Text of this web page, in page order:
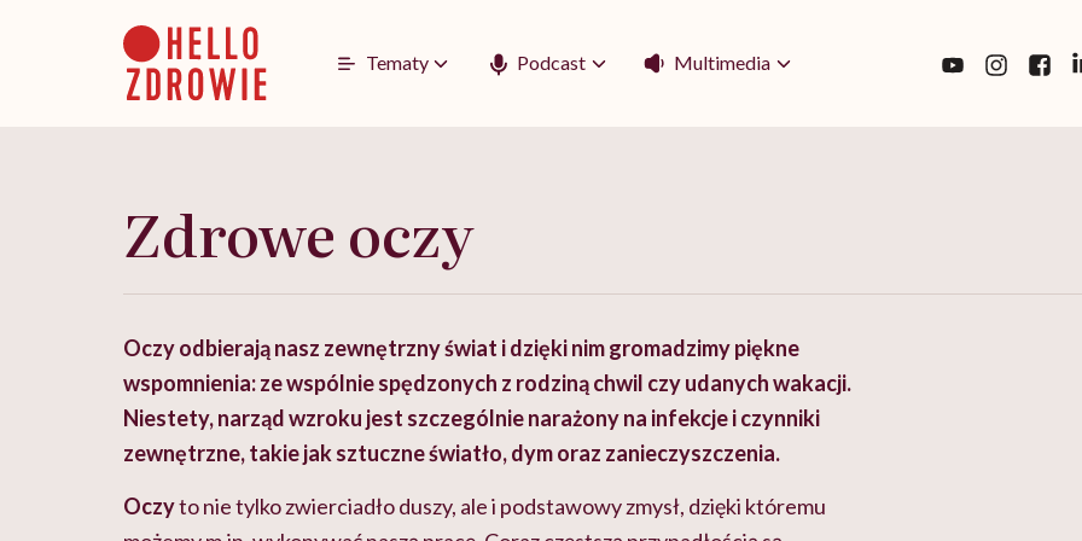
Tematy Podcast Multimedia
Zdrowe oczy
Oczy odbierają nasz zewnętrzny świat i dzięki nim gromadzimy piękne
wspomnienia: ze wspólnie spędzonych z rodziną chwil czy udanych wakacji.
Niestety, narząd wzroku jest szczególnie narażony na infekcje i czynniki
zewnętrzne, takie jak sztuczne światło, dym oraz zanieczyszczenia.
Oczyto nie tylko zwierciadło duszy, ale i podstawowy zmysł, dzięki któremu